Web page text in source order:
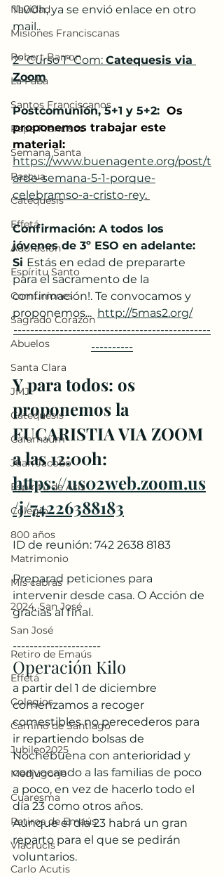
Navidad
Misiones Franciscanas
Robert Barron
La Faba
Santos Franciscanos
Papa Francisco
Semana Santa
Pascua
Catequesis
Effetá
Adoración
Espíritu Santo
Comuniones
Sagrado Corazón
Abuelos
Santa Clara
JMJ
Catequesis
Cafarnaúm
Juan Jacobo
Espíritu de Asís
Colegio
800 años
Matrimonio
Mis cabras
2024, San José
San José
Retiro de Emaús
Effetá
Colegios
Camino de Santiago
Jubileo2025
Medjugorje
Cuaresma
Retiros de Emaús
Viacrucis
Carlo Acutis
11:00h, ya se envió enlace en otro
mail..
2º Curso 1ª Com: Catequesis via
Zoom
Postcomunión, 5+1 y 5+2: Os
proponemos trabajar este
material:
https://www.buenagente.org/post/t
arde-semana-5-1-porque-
celebramso-a-cristo-rey.
Confirmación: A todos los
jóvenes de 3º ESO en adelante:
Si Estás en edad de prepararte
para el sacramento de la
confirmación!. Te convocamos y
proponemos... http://5mas2.org/
-----------------------------------------------
----------
Y para todos: os
proponemos la
EUCARISTIA VIA ZOOM
a las 12:00h:
https://us02web.zoom.us
/j/74226388183
ID de reunión: 742 2638 8183
Preparad peticiones para
intervenir desde casa. O Acción de
gracias al final.
---------------------
Operación Kilo
a partir del 1 de diciembre
comenzamos a recoger
comestibles no perecederos para
ir repartiendo bolsas de
Nochebuena con anterioridad y
convocando a las familias de poco
a poco, en vez de hacerlo todo el
día 23 como otros años.
Aunque el día 23 habrá un gran
reparto para el que se pedirán
voluntarios.